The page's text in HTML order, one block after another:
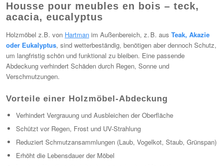
Housse pour meubles en bois – teck,
acacia, eucalyptus
Holzmöbel z.B. von Hartman im Außenbereich, z. B. aus Teak, Akazie
oder Eukalyptus, sind wetterbeständig, benötigen aber dennoch Schutz,
um langfristig schön und funktional zu bleiben. Eine passende
Abdeckung verhindert Schäden durch Regen, Sonne und
Verschmutzungen.
Vorteile einer Holzmöbel-Abdeckung
Verhindert Vergrauung und Ausbleichen der Oberfläche
Schützt vor Regen, Frost und UV-Strahlung
Reduziert Schmutzansammlungen (Laub, Vogelkot, Staub, Grünspan)
Erhöht die Lebensdauer der Möbel